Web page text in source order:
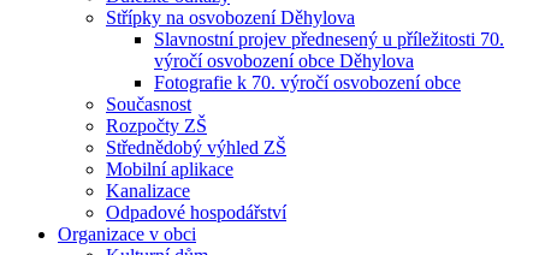
Střípky na osvobození Děhylova
Slavnostní projev přednesený u příležitosti 70.
výročí osvobození obce Děhylova
Fotografie k 70. výročí osvobození obce
Současnost
Rozpočty ZŠ
Střednědobý výhled ZŠ
Mobilní aplikace
Kanalizace
Odpadové hospodářství
Organizace v obci